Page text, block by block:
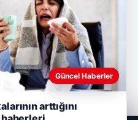
Güncel Haberler
arttığını